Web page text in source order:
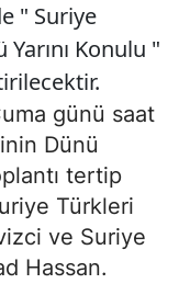
" Suriye
Konulu "
günü saat
Dünü
tertip
Türkleri
ve Suriye
Hassan.